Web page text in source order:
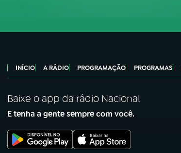
INÍCIO A RÁDIO PROGRAMAÇÃO PROGRAMAS
Baixe o app da rádio Nacional
E tenha a gente sempre com você.